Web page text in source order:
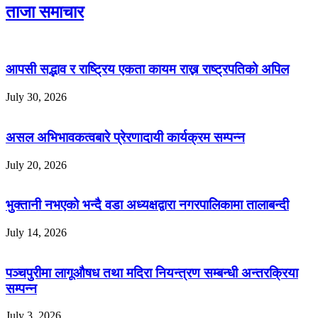
ताजा समाचार
आपसी सद्भाव र राष्ट्रिय एकता कायम राख्न राष्ट्रपतिको अपिल
July 30, 2026
असल अभिभावकत्वबारे प्रेरणादायी कार्यक्रम सम्पन्न
July 20, 2026
भुक्तानी नभएको भन्दै वडा अध्यक्षद्वारा नगरपालिकामा तालाबन्दी
July 14, 2026
पञ्चपुरीमा लागूऔषध तथा मदिरा नियन्त्रण सम्बन्धी अन्तरक्रिया
सम्पन्न